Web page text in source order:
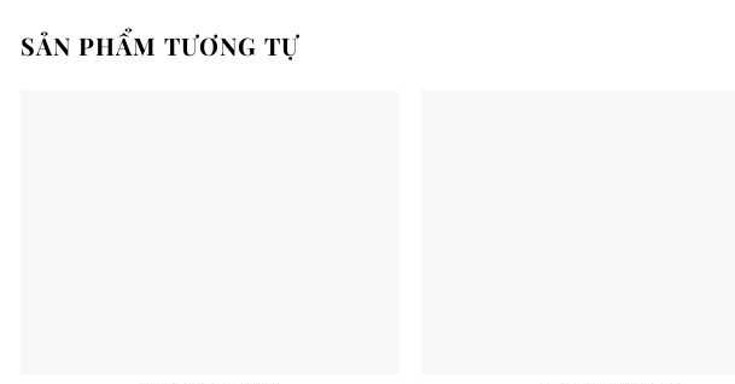
SẢN PHẨM TƯƠNG TỰ